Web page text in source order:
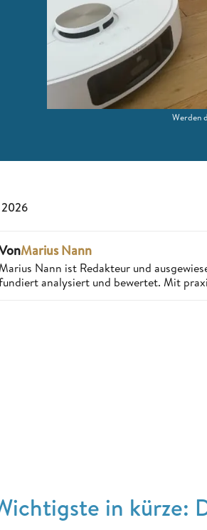
Werden
Marius Nann
Nann ist Redakteur und
analysiert und bewertet. Mit
in kürze: